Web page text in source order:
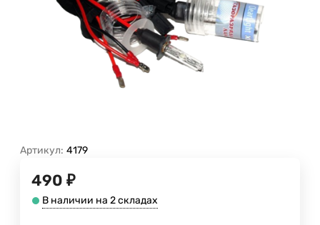
Артикул: 4179
490 ₽
В наличии на 2 складах